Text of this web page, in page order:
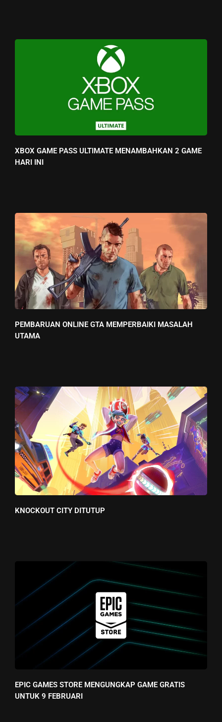
XBOX GAME PASS ULTIMATE MENAMBAHKAN 2 GAME
HARI INI
PEMBARUAN ONLINE GTA MEMPERBAIKI MASALAH
UTAMA
KNOCKOUT CITY DITUTUP
EPIC GAMES STORE MENGUNGKAP GAME GRATIS
UNTUK 9 FEBRUARI